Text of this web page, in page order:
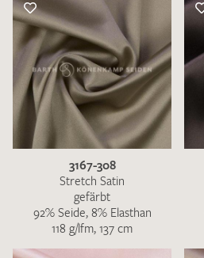
3167-308
Stretch Satin
gefärbt
92% Seide, 8% Elasthan
118 g/lfm, 137 cm